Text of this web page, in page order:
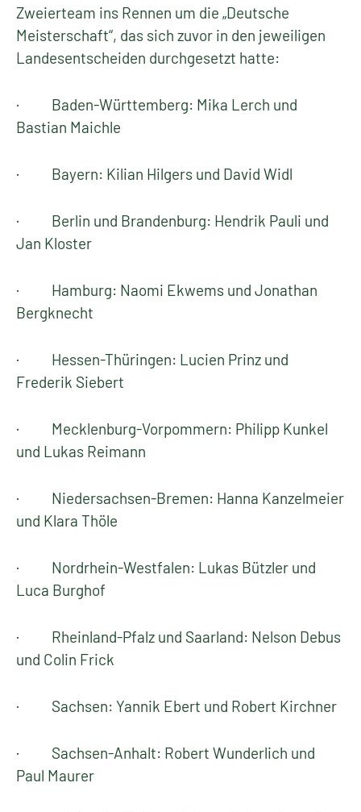
Zweierteam ins Rennen um die „Deutsche
Meisterschaft“, das sich zuvor in den jeweiligen
Landesentscheiden durchgesetzt hatte:
· Baden-Württemberg: Mika Lerch und
Bastian Maichle
· Bayern: Kilian Hilgers und David Widl
· Berlin und Brandenburg: Hendrik Pauli und
Jan Kloster
· Hamburg: Naomi Ekwems und Jonathan
Bergknecht
· Hessen-Thüringen: Lucien Prinz und
Frederik Siebert
· Mecklenburg-Vorpommern: Philipp Kunkel
und Lukas Reimann
· Niedersachsen-Bremen: Hanna Kanzelmeier
und Klara Thöle
· Nordrhein-Westfalen: Lukas Bützler und
Luca Burghof
· Rheinland-Pfalz und Saarland: Nelson Debus
und Colin Frick
· Sachsen: Yannik Ebert und Robert Kirchner
· Sachsen-Anhalt: Robert Wunderlich und
Paul Maurer